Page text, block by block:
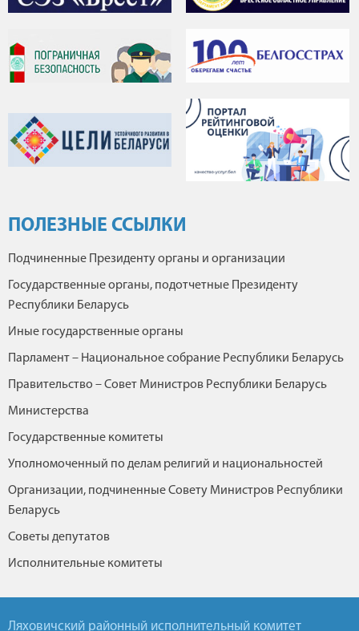
ПОЛЕЗНЫЕ ССЫЛКИ
Подчиненные Президенту органы и организации
Государственные органы, подотчетные Президенту
Республики Беларусь
Иные государственные органы
Парламент – Национальное собрание Республики Беларусь
Правительство – Совет Министров Республики Беларусь
Министерства
Государственные комитеты
Уполномоченный по делам религий и национальностей
Организации, подчиненные Совету Министров Республики
Беларусь
Советы депутатов
Исполнительные комитеты
Ляховичский районный исполнительный комитет